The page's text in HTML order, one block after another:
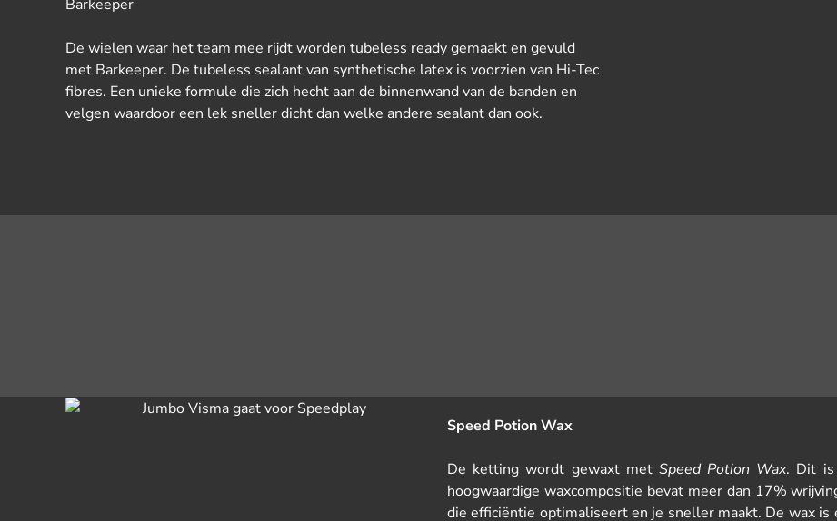
Barkeeper
De wielen waar het team mee rijdt worden tubeless ready gemaakt en gevuld
met Barkeeper. De tubeless sealant van synthetische latex is voorzien van Hi-Tec
fibres. Een unieke formule die zich hecht aan de binnenwand van de banden en
velgen waardoor een lek sneller dicht dan welke andere sealant dan ook.
Speed Potion Wax
De ketting wordt gewaxt met Speed Potion Wax. Dit is
hoogwaardige waxcompositie bevat meer dan 17%
die efficiëntie optimaliseert en je sneller maakt. De wax